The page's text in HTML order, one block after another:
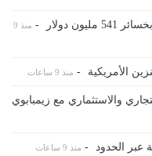
دولار -
منذ 9
الأمريكية - منذ 9 ساعات
والاستثماري مع زيمبابوي
عبر الحدود - منذ 9 ساعات